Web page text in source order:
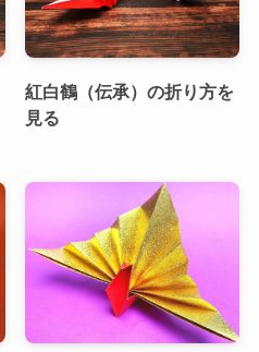
紅白鶴（伝承）の折り方を
見る